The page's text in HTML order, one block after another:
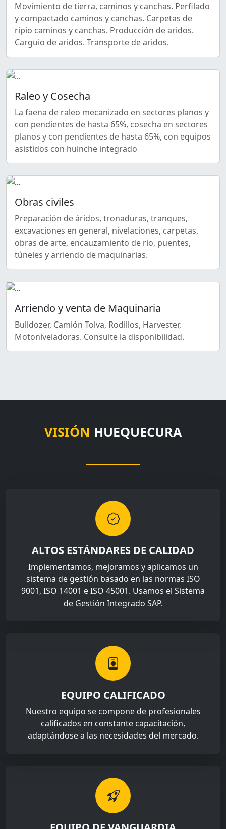
Movimiento de tierra, caminos y canchas. Perfilado
y compactado caminos y canchas. Carpetas de
ripio caminos y canchas. Producción de aridos.
Carguio de aridos. Transporte de aridos.
Raleo y Cosecha
La faena de raleo mecanizado en sectores planos y
con pendientes de hasta 65%, cosecha en sectores
planos y con pendientes de hasta 65%, con equipos
asistidos con huinche integrado
Obras civiles
Preparación de áridos, tronaduras, tranques,
excavaciones en general, nivelaciones, carpetas,
obras de arte, encauzamiento de rio, puentes,
túneles y arriendo de maquinarias.
Arriendo y venta de Maquinaria
Bulldozer, Camión Tolva, Rodillos, Harvester,
Motoniveladoras. Consulte la disponibilidad.
VISIÓN HUEQUECURA
ALTOS ESTÁNDARES DE CALIDAD
Implementamos, mejoramos y aplicamos un
sistema de gestión basado en las normas ISO
9001, ISO 14001 e ISO 45001. Usamos el Sistema
de Gestión Integrado SAP.
EQUIPO CALIFICADO
Nuestro equipo se compone de profesionales
calificados en constante capacitación,
adaptándose a las necesidades del mercado.